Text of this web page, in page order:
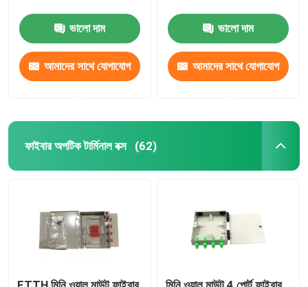
ভালো দাম
আমাদের সাথে যোগাযোগ
ভালো দাম
আমাদের সাথে যোগাযোগ
ফাইবার অপটিক টার্মিনাল বক্স (62)